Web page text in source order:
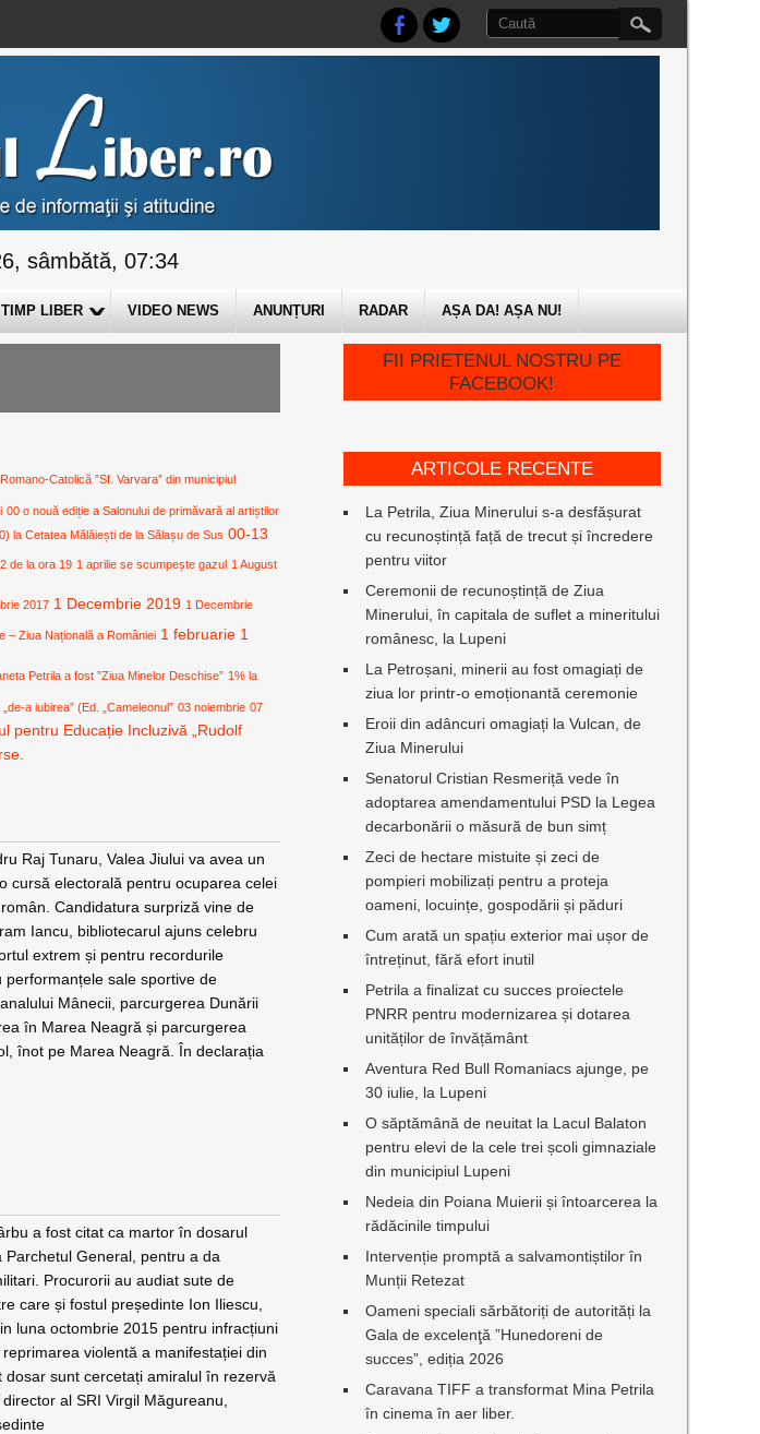
sâmbătă, 07:34
TIMP LIBER VIDEO NEWS ANUNȚURI RADAR AȘA DA! AȘA NU!
Catolică ”Sf. Varvara” din municipiul
00 o nouă ediție a Salonului de primăvară al artiștilor
la Cetatea Mălăiești de la Sălașu de Sus 00-13
de la ora 19 1 aprilie se scumpește gazul 1 August
2017 1 Decembrie 2019 1 Decembrie
– Ziua Națională a României 1 februarie 1
Petrila a fost ”Ziua Minelor Deschise” 1% la
„de-a iubirea” (Ed. „Cameleonul” 03 noiembrie 07
pentru Educație Incluzivă „Rudolf
Raj Tunaru, Valea Jiului va avea un
cursă electorală pentru ocuparea celei
Candidatura surpriză vine de
Iancu, bibliotecarul ajuns celebru
extrem și pentru recordurile
sale sportive de
Mânecii, parcurgerea Dunării
în Marea Neagră și parcurgerea
înot pe Marea Neagră. În declarația
a fost citat ca martor în dosarul
Parchetul General, pentru a da
Procurorii au audiat sute de
care și fostul președinte Ion Iliescu,
luna octombrie 2015 pentru infracțiuni
violentă a manifestației din
dosar sunt cercetați amiralul în rezervă
al SRI Virgil Măgureanu,
FII PRIETENUL NOSTRU PE
FACEBOOK!
ARTICOLE RECENTE
La Petrila, Ziua Minerului s-a desfășurat
cu recunoștință față de trecut și încredere
pentru viitor
Ceremonii de recunoștință de Ziua
Minerului, în capitala de suflet a mineritului
românesc, la Lupeni
La Petroșani, minerii au fost omagiați de
ziua lor printr-o emoționantă ceremonie
Eroii din adâncuri omagiați la Vulcan, de
Ziua Minerului
Senatorul Cristian Resmeriță vede în
adoptarea amendamentului PSD la Legea
decarbonării o măsură de bun simț
Zeci de hectare mistuite și zeci de
pompieri mobilizați pentru a proteja
oameni, locuințe, gospodării și păduri
Cum arată un spațiu exterior mai ușor de
întreținut, fără efort inutil
Petrila a finalizat cu succes proiectele
PNRR pentru modernizarea și dotarea
unităților de învățământ
Aventura Red Bull Romaniacs ajunge, pe
30 iulie, la Lupeni
O săptămână de neuitat la Lacul Balaton
pentru elevi de la cele trei școli gimnaziale
din municipiul Lupeni
Nedeia din Poiana Muierii și întoarcerea la
rădăcinile timpului
Intervenție promptă a salvamontiștilor în
Munții Retezat
Oameni speciali sărbătoriți de autorități la
Gala de excelenţă ”Hunedoreni de
succes”, ediția 2026
Caravana TIFF a transformat Mina Petrila
în cinema în aer liber.